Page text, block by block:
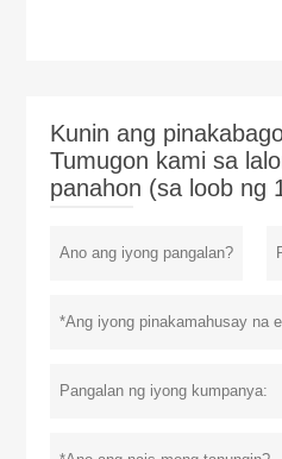
Kunin ang
Tumugon kami sa
panahon (sa loob ng